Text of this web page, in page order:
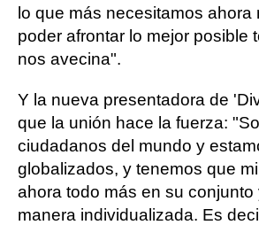
lo que más necesitamos ahora
poder afrontar lo mejor posible
nos avecina".
Y la nueva presentadora de
que la unión hace la fuerza:
ciudadanos del mundo y
globalizados, y tenemos que
ahora todo más en su conjunto
manera individualizada. Es